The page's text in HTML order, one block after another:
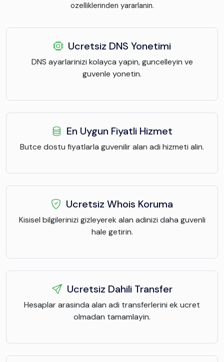
ozelliklerinden yararlanin.
Ucretsiz DNS Yonetimi
DNS ayarlarinizi kolayca yapin, guncelleyin ve
guvenle yonetin.
En Uygun Fiyatli Hizmet
Butce dostu fiyatlarla guvenilir alan adi hizmeti alin.
Ucretsiz Whois Koruma
Kisisel bilgilerinizi gizleyerek alan adinizi daha guvenli
hale getirin.
Ucretsiz Dahili Transfer
Hesaplar arasinda alan adi transferlerini ek ucret
olmadan tamamlayin.